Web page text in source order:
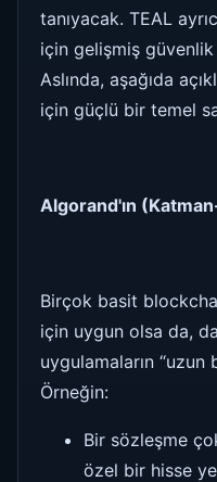
tanıyacak. TEAL
için gelişmiş
Aslında, aşağıda
için güçlü bir temel
Algorand'ın
Birçok basit
için uygun olsa da,
uygulamaların “uzun
Örneğin:
Bir sözleşme
özel bir hisse